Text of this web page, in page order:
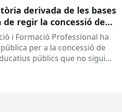
derivada de les bases
regir la concessió de
educatius, per al
de formació i
2026-2027
i Formació Professional ha
per a la concessió de
públics que no siguin